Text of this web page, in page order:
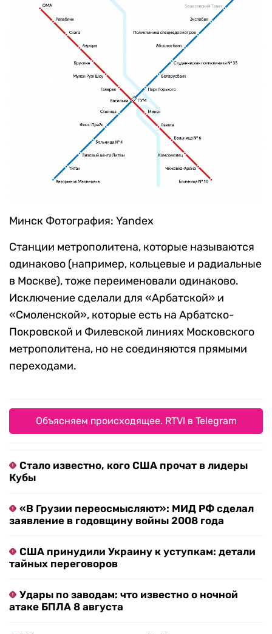
Минск Фотография: Yandex
Станции метрополитена, которые называются
одинаково (например, кольцевые и радиальные
в Москве), тоже переименовали одинаково.
Исключение сделали для «Арбатской» и
«Смоленской», которые есть на Арбатско-
Покровской и Филевской линиях Московского
метрополитена, но не соединяются прямыми
переходами.
Объясняем происходящее. RTVI в Telegram
Стало известно, кого США прочат в лидеры
Кубы
«В Грузии переосмысляют»: МИД РФ сделал
заявление в годовщину войны 2008 года
США принудили Украину к уступкам: детали
тайных переговоров
Удары по заводам: что известно о ночной
атаке БПЛА 8 августа